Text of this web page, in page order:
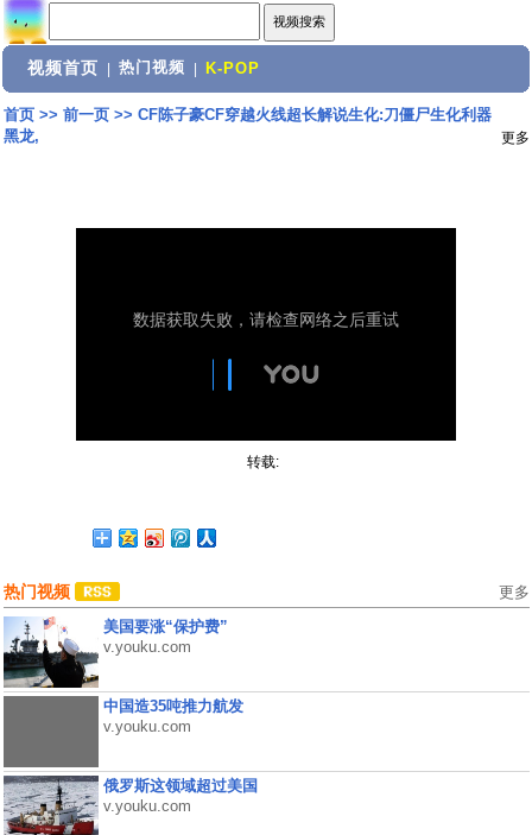
视频首页 热门视频 K-POP
首页>> 前一页>> CF陈子豪CF穿越火线超长解说生化:刀僵尸生化利器
黑龙,
更多
转载:
热门视频 更多
美国要涨“保护费”
v.youku.com
中国造35吨推力航发
v.youku.com
俄罗斯这领域超过美国
v.youku.com